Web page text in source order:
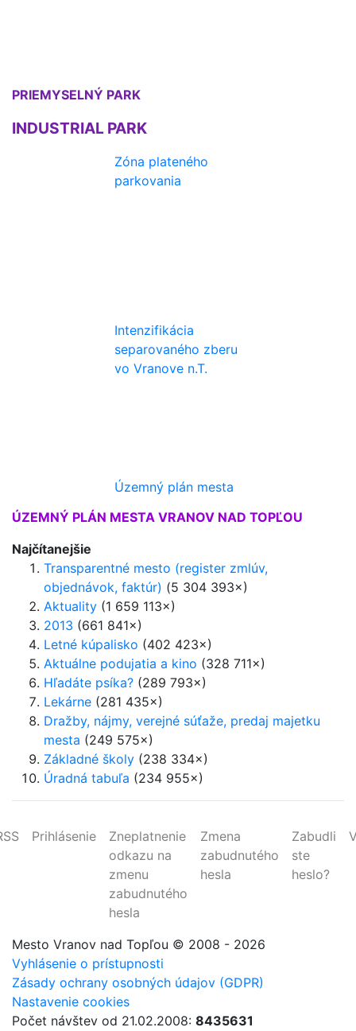
PRIEMYSELNÝ PARK
INDUSTRIAL PARK
Zóna plateného
parkovania
Intenzifikácia
separovaného zberu
vo Vranove n.T.
Územný plán mesta
ÚZEMNÝ PLÁN MESTA VRANOV NAD TOPĽOU
Najčítanejšie
Transparentné mesto (register zmlúv,
objednávok, faktúr) (5 304 393×)
Aktuality (1 659 113×)
2013 (661 841×)
Letné kúpalisko (402 423×)
Aktuálne podujatia a kino (328 711×)
Hľadáte psíka? (289 793×)
Lekárne (281 435×)
Dražby, nájmy, verejné súťaže, predaj majetku
mesta (249 575×)
Základné školy (238 334×)
Úradná tabuľa (234 955×)
Prihlásenie
Zneplatnenie
odkazu na
zmenu
zabudnutého
hesla
Zmena
zabudnutého
hesla
Zabudli
ste
heslo?
Mesto Vranov nad Topľou © 2008 - 2026
Vyhlásenie o prístupnosti
Zásady ochrany osobných údajov (GDPR)
Nastavenie cookies
Počet návštev od 21.02.2008: 8435631